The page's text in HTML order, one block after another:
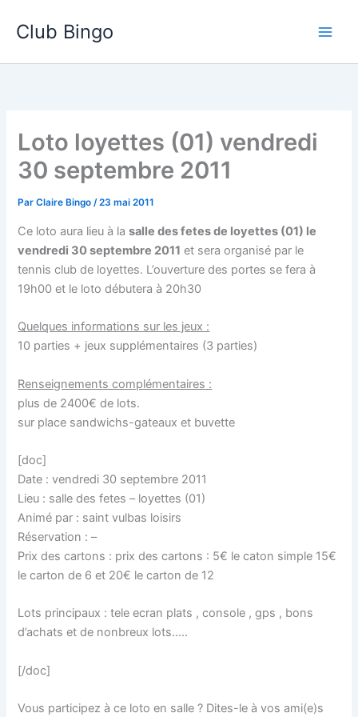
Club Bingo
Loto loyettes (01) vendredi
30 septembre 2011
ParClaire Bingo/23 mai 2011
Ce loto aura lieu à lasalle des fetes de loyettes (01) le
vendredi 30 septembre 2011 et sera organisé par le
tennis club de loyettes. L’ouverture des portes se fera à
19h00 et le loto débutera à 20h30
Quelques informations sur les jeux :
10 parties + jeux supplémentaires (3 parties)
Renseignements complémentaires :
plus de 2400€ de lots.
sur place sandwichs-gateaux et buvette
[doc]
Date : vendredi 30 septembre 2011
Lieu : salle des fetes – loyettes (01)
Animé par : saint vulbas loisirs
Réservation : –
Prix des cartons : prix des cartons : 5€ le caton simple 15€
le carton de 6 et 20€ le carton de 12
Lots principaux : tele ecran plats , console , gps , bons
d’achats et de nonbreux lots…..
[/doc]
Vous participez à ce loto en salle ? Dites-le à vos ami(e)s